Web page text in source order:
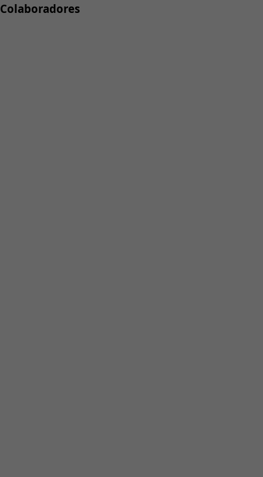
Colaboradores